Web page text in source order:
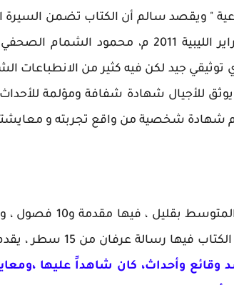
" ويقصد سالم أن الكتاب تضمن السيرة
من جانب المؤلف لإحداث ثورة فبراير الليبية
توثيقي جيد لكن فيه كثير من الانطباعات
للأجيال شهادة شفافة ومؤلمة
شهادة شخصية من واقع تجربته و
لمؤلف الكتاب ، مع أخر
وقائع وأحداث، كان شاهداً عليها